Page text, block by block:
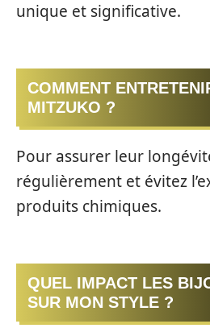
unique et significative.
COMMENT
MITZUKO ?
Pour assurer leur
régulièrement et évitez
produits chimiques.
QUEL IMPACT LES
SUR MON STYLE ?